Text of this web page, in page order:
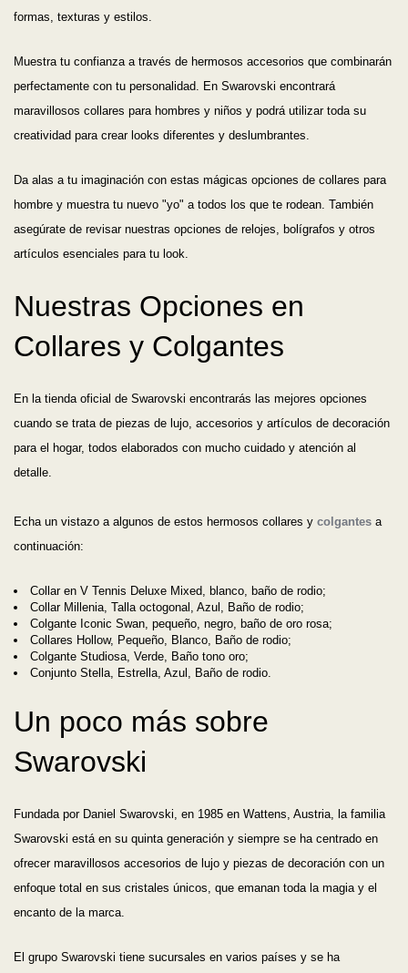
formas, texturas y estilos.
Muestra tu confianza a través de hermosos accesorios que combinarán
perfectamente con tu personalidad. En Swarovski encontrará
maravillosos collares para hombres y niños y podrá utilizar toda su
creatividad para crear looks diferentes y deslumbrantes.
Da alas a tu imaginación con estas mágicas opciones de collares para
hombre y muestra tu nuevo "yo" a todos los que te rodean. También
asegúrate de revisar nuestras opciones de relojes, bolígrafos y otros
artículos esenciales para tu look.
Nuestras Opciones en
Collares y Colgantes
En la tienda oficial de Swarovski encontrarás las mejores opciones
cuando se trata de piezas de lujo, accesorios y artículos de decoración
para el hogar, todos elaborados con mucho cuidado y atención al
detalle.
Echa un vistazo a algunos de estos hermosos collares y colgantes a
continuación:
Collar en V Tennis Deluxe Mixed, blanco, baño de rodio;
Collar Millenia, Talla octogonal, Azul, Baño de rodio;
Colgante Iconic Swan, pequeño, negro, baño de oro rosa;
Collares Hollow, Pequeño, Blanco, Baño de rodio;
Colgante Studiosa, Verde, Baño tono oro;
Conjunto Stella, Estrella, Azul, Baño de rodio.
Un poco más sobre
Swarovski
Fundada por Daniel Swarovski, en 1985 en Wattens, Austria, la familia
Swarovski está en su quinta generación y siempre se ha centrado en
ofrecer maravillosos accesorios de lujo y piezas de decoración con un
enfoque total en sus cristales únicos, que emanan toda la magia y el
encanto de la marca.
El grupo Swarovski tiene sucursales en varios países y se ha